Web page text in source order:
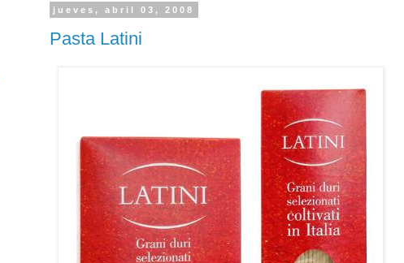
jueves, abril 03, 2008
Pasta Latini